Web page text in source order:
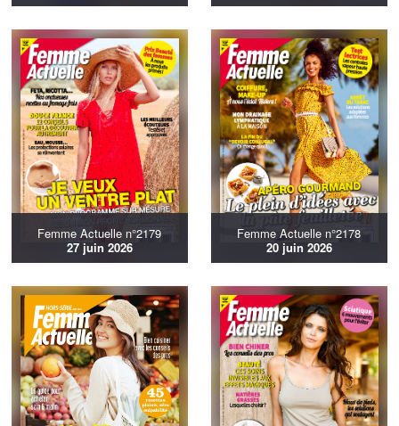
Femme Actuelle n°2179
27 juin 2026
Femme Actuelle n°2178
20 juin 2026